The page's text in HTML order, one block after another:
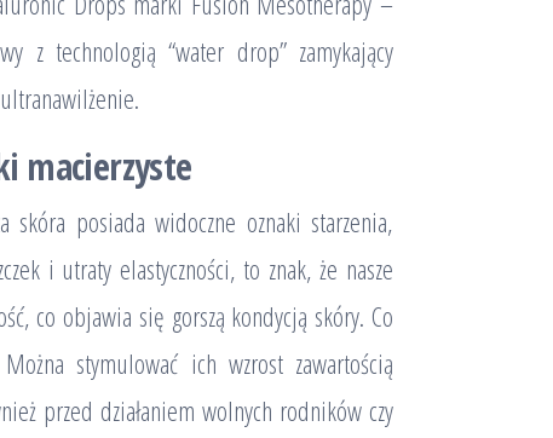
z technologią “water drop” zamykający
macierzyste
posiada widoczne oznaki starzenia,
i utraty elastyczności, to znak, że nasze
co objawia się gorszą kondycją skóry. Co
stymulować ich wzrost zawartością
przed działaniem wolnych rodników czy